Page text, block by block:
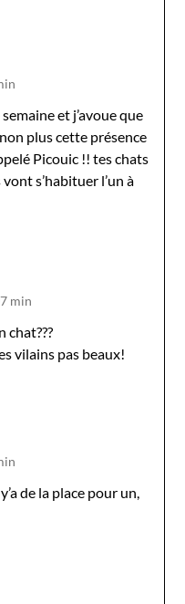
et j’avoue que
plus cette présence
Picouic !! tes chats
s’habituer l’un à
min
chat???
vilains pas beaux!
de la place pour un,